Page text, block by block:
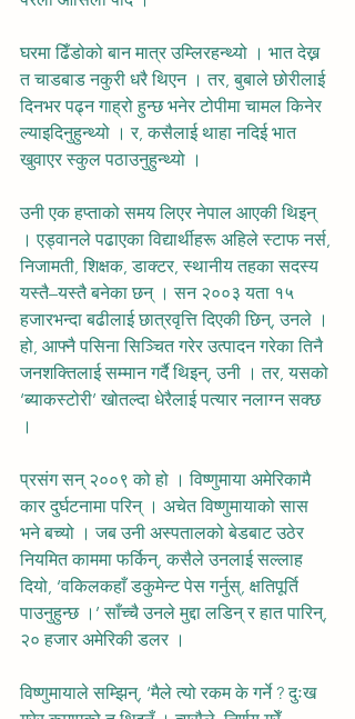
घरमा ढिँडोको बान मात्र उम्लिरहन्थ्यो । भात देख्न
त चाडबाड नकुरी धरै थिएन । तर, बुबाले छोरीलाई
दिनभर पढ्न गाह्रो हुन्छ भनेर टोपीमा चामल किनेर
ल्याइदिनुहुन्थ्यो । र, कसैलाई थाहा नदिई भात
खुवाएर स्कुल पठाउनुहुन्थ्यो ।
उनी एक हप्ताको समय लिएर नेपाल आएकी थिइन्
। एड्वानले पढाएका विद्यार्थीहरू अहिले स्टाफ नर्स,
निजामती, शिक्षक, डाक्टर, स्थानीय तहका सदस्य
यस्तै–यस्तै बनेका छन् । सन २००३ यता १५
हजारभन्दा बढीलाई छात्रवृत्ति दिएकी छिन्, उनले ।
हो, आफ्नै पसिना सिञ्चित गरेर उत्पादन गरेका तिनै
जनशक्तिलाई सम्मान गर्दै थिइन्, उनी । तर, यसको
‘ब्याकस्टोरी’ खोतल्दा धेरैलाई पत्यार नलाग्न सक्छ
।
प्रसंग सन् २००९ को हो । विष्णुमाया अमेरिकामै
कार दुर्घटनामा परिन् । अचेत विष्णुमायाको सास
भने बच्यो । जब उनी अस्पतालको बेडबाट उठेर
नियमित काममा फर्किन्, कसैले उनलाई सल्लाह
दियो, ‘वकिलकहाँ डकुमेन्ट पेस गर्नुस्, क्षतिपूर्ति
पाउनुहुन्छ ।’ साँच्चै उनले मुद्दा लडिन् र हात पारिन्,
२० हजार अमेरिकी डलर ।
विष्णुमायाले सम्झिन्, ‘मैले त्यो रकम के गर्ने ? दुःख